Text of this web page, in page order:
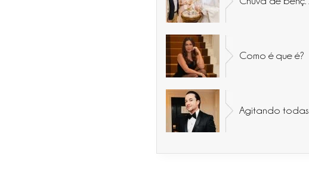
Como é que é?
Agitando todas